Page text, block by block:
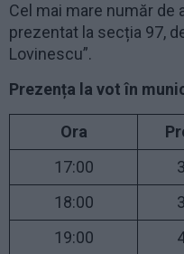
Cel mai mare număr de
prezentat la secția 97,
Lovinescu”.
Prezența la vot în
Ora
17:00
18:00
19:00